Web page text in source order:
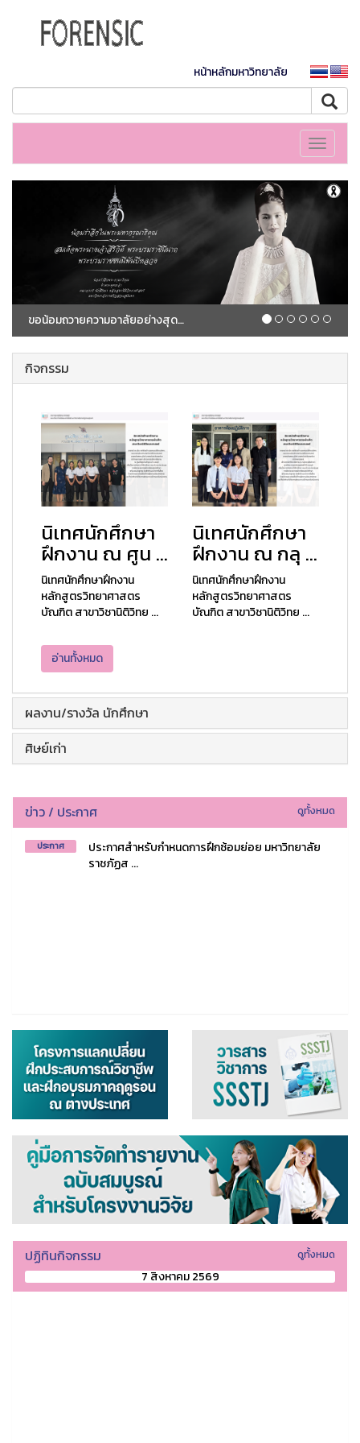
หน้าหลักมหาวิทยาลัย
Toggle
ขอน้อมถวายความอาลัยอย่างสุดซึ้ง แด่ สมเด็จพระนางเจ้าสิริกิติ์ พระบรมราชชนนีพันปีหลวง
กิจกรรม
นิเทศนักศึกษา
ฝึกงาน ณ ศูน ...
นิเทศนักศึกษาฝึกงาน
หลักสูตรวิทยาศาสตร
บัณฑิต สาขาวิชานิติวิทย ...
นิเทศนักศึกษา
ฝึกงาน ณ กลุ ...
นิเทศนักศึกษาฝึกงาน
หลักสูตรวิทยาศาสตร
บัณฑิต สาขาวิชานิติวิทย ...
อ่านทั้งหมด
ผลงาน/รางวัล นักศึกษา
ศิษย์เก่า
ข่าว / ประกาศ ดูทั้งหมด
ประกาศ
ประกาศสำหรับกำหนดการฝึกซ้อมย่อย มหาวิทยาลัย
ราชภัฏส ...
ปฏิทินกิจกรรม ดูทั้งหมด
7 สิงหาคม 2569